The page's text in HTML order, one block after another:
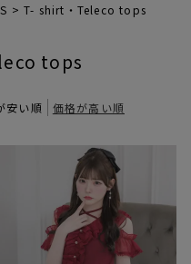
T- shirt・Teleco tops
tops
安い順 価格が高い順